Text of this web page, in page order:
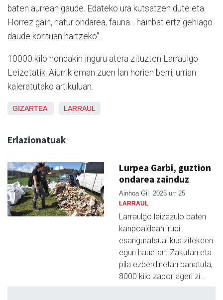
baten aurrean gaude. Edateko ura kutsatzen dute eta.
Horrez gain, natur ondarea, fauna... hainbat ertz gehiago
daude kontuan hartzeko".
10000 kilo hondakin inguru atera zituzten Larraulgo
Leizetatik. Aiurrik eman zuen lan horien berri, urrian
kaleratutako artikuluan.
GIZARTEA LARRAUL
Erlazionatuak
Lurpea Garbi, guztion
ondarea zainduz
Ainhoa Gil 2025 urr 25
LARRAUL
Larraulgo leizezulo baten
kanpoaldean irudi
esanguratsua ikus zitekeen
egun hauetan. Zakutan eta
pila ezberdinetan banatuta,
8000 kilo zabor ageri zi…